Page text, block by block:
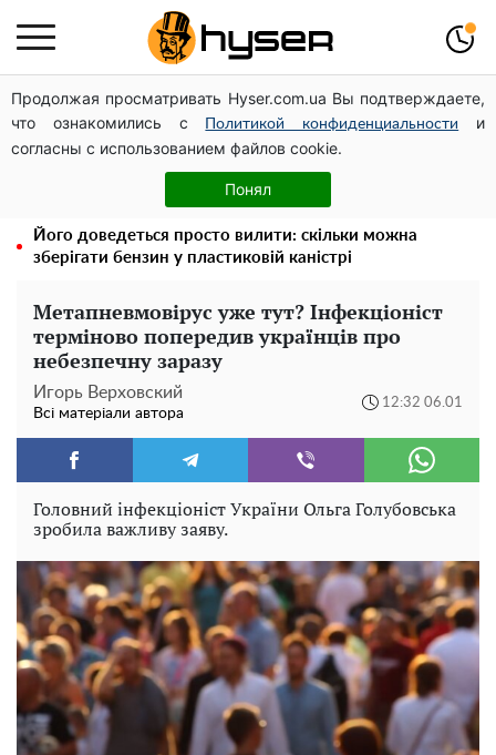
Продолжая просматривать Hyser.com.ua Вы подтверждаете,
что ознакомились с
Политикой конфиденциальности
и
согласны с использованием файлов cookie.
Понял
Повністю гола Анна Трінчер блиснула "принадами":
таких розмірів ви ще не бачили
Таку смакоту ви відкриватимете банку за банкою:
рецепт помідорів дольками з цибулею та олією на
Його доведеться просто вилити: скільки можна
зберігати бензин у пластиковій каністрі
Метапневмовірус уже тут? Інфекціоніст
терміново попередив українців про
небезпечну заразу
Игорь Верховский
Всі матеріали автора
12:32 06.01
Головний інфекціоніст України Ольга Голубовська
зробила важливу заяву.